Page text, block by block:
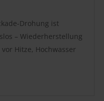
Drohung ist
– Wiederherstellung
Hitze, Hochwasser